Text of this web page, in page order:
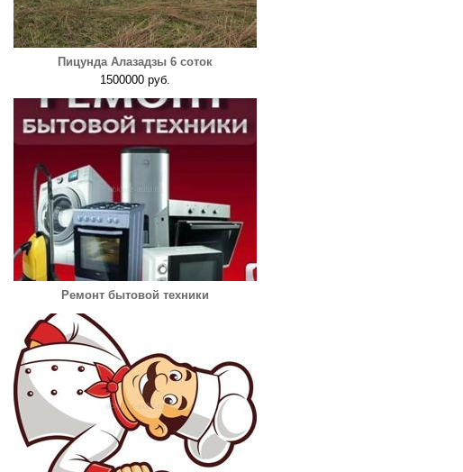
Пицунда Алазадзы 6 соток
1500000 руб.
Ремонт бытовой техники